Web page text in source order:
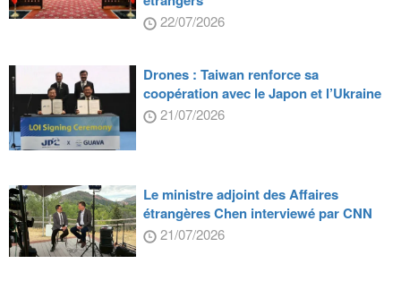
22/07/2026
Drones : Taiwan renforce sa
coopération avec le Japon et l’Ukraine
21/07/2026
Le ministre adjoint des Affaires
étrangères Chen interviewé par CNN
21/07/2026